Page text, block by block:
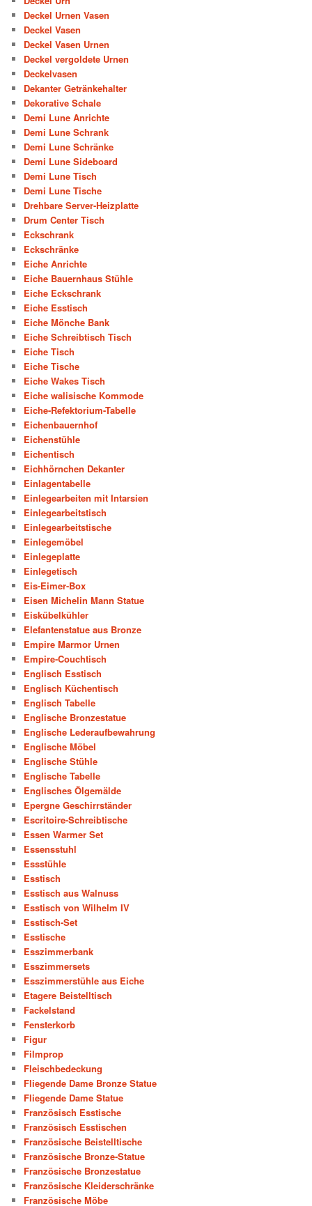
Deckel Urnen Vasen
Deckel Vasen
Deckel Vasen Urnen
Deckel vergoldete Urnen
Deckelvasen
Dekanter Getränkehalter
Dekorative Schale
Demi Lune Anrichte
Demi Lune Schrank
Demi Lune Schränke
Demi Lune Sideboard
Demi Lune Tisch
Demi Lune Tische
Drehbare Server-Heizplatte
Drum Center Tisch
Eckschrank
Eckschränke
Eiche Anrichte
Eiche Bauernhaus Stühle
Eiche Eckschrank
Eiche Esstisch
Eiche Mönche Bank
Eiche Schreibtisch Tisch
Eiche Tisch
Eiche Tische
Eiche Wakes Tisch
Eiche walisische Kommode
Eiche-Refektorium-Tabelle
Eichenbauernhof
Eichenstühle
Eichentisch
Eichhörnchen Dekanter
Einlagentabelle
Einlegearbeiten mit Intarsien
Einlegearbeitstisch
Einlegearbeitstische
Einlegemöbel
Einlegeplatte
Einlegetisch
Eis-Eimer-Box
Eisen Michelin Mann Statue
Eiskübelkühler
Elefantenstatue aus Bronze
Empire Marmor Urnen
Empire-Couchtisch
Englisch Esstisch
Englisch Küchentisch
Englisch Tabelle
Englische Bronzestatue
Englische Lederaufbewahrung
Englische Möbel
Englische Stühle
Englische Tabelle
Englisches Ölgemälde
Epergne Geschirrständer
Escritoire-Schreibtische
Essen Warmer Set
Essensstuhl
Essstühle
Esstisch
Esstisch aus Walnuss
Esstisch von Wilhelm IV
Esstisch-Set
Esstische
Esszimmerbank
Esszimmersets
Esszimmerstühle aus Eiche
Etagere Beistelltisch
Fackelstand
Fensterkorb
Figur
Filmprop
Fleischbedeckung
Fliegende Dame Bronze Statue
Fliegende Dame Statue
Französisch Esstische
Französisch Esstischen
Französische Beistelltische
Französische Bronze-Statue
Französische Bronzestatue
Französische Kleiderschränke
Französische Möbe